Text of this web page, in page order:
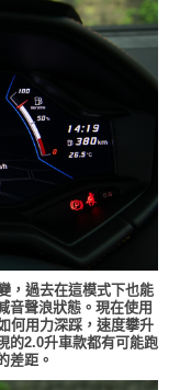
，過去在這模式下也能
音聲浪狀態。現在使用
何用力深踩，速度攀升
的2.0升車款都有可能跑
差距。